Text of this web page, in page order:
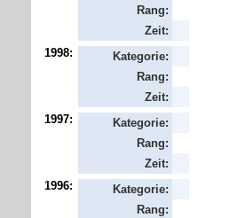
Rang:
Zeit:
1998:
Kategorie:
Rang:
Zeit:
1997:
Kategorie:
Rang:
Zeit:
1996:
Kategorie:
Rang: